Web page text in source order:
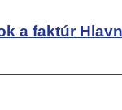
a faktúr